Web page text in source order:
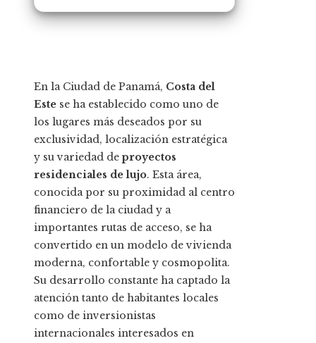
En la Ciudad de Panamá, Costa del
Este se ha establecido como uno de
los lugares más deseados por su
exclusividad, localización estratégica
y su variedad deproyectos
residenciales de lujo. Esta área,
conocida por su proximidad al centro
financiero de la ciudad y a
importantes rutas de acceso, se ha
convertido en un modelo de vivienda
moderna, confortable y cosmopolita.
Su desarrollo constante ha captado la
atención tanto de habitantes locales
como de inversionistas
internacionales interesados en